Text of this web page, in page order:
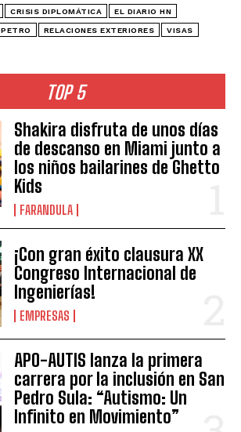
TOP 5
Shakira disfruta de unos días
de descanso en Miami junto a
los niños bailarines de Ghetto
Kids
FARANDULA
¡Con gran éxito clausura XX
Congreso Internacional de
Ingenierías!
EMPRESAS
APO-AUTIS lanza la primera
carrera por la inclusión en San
Pedro Sula: “Autismo: Un
Infinito en Movimiento”
CRISIS DIPLOMÁTICA EL DIARIO HN
PETRO RELACIONES EXTERIORES VISAS